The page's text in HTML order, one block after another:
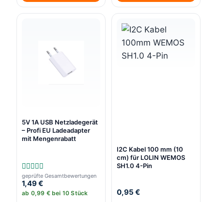
5V 1A USB Netzladegerät
– Profi EU Ladeadapter
mit Mengenrabatt
Bewertet
mit
5.00
von 5
geprüfte Gesamtbewertungen
1,49€
ab 0,99 €bei 10 Stück
I2C Kabel 100 mm (10
cm) für LOLIN WEMOS
SH1.0 4-Pin
0,95 €